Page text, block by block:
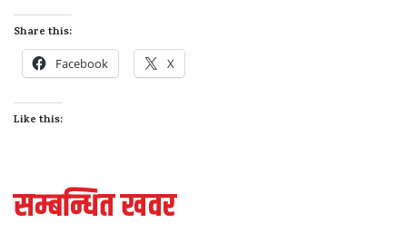
Share this:
Facebook X
Like this:
सम्बन्धित खवर